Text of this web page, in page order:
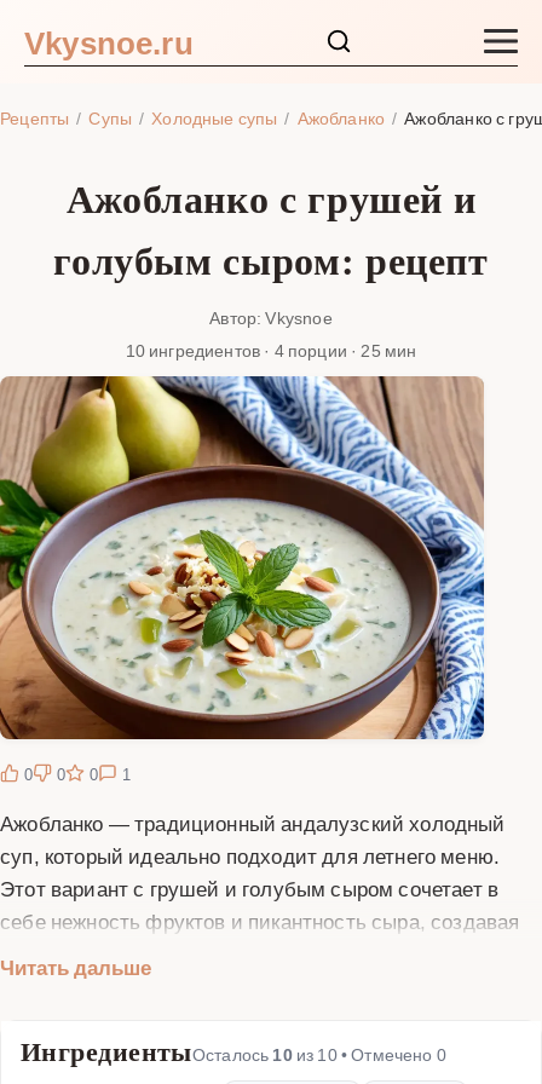
Vkysnoe.ru
Рецепты Супы Холодные супы Ажобланко Ажобланко с
Ажобланко с грушей и
голубым сыром: рецепт
Автор: Vkysnoe
10 ингредиентов · 4 порции · 25 мин
0 0 0 1
Ажобланко — традиционный андалузский холодный
суп, который идеально подходит для летнего меню.
Этот вариант с грушей и голубым сыром сочетает в
себе нежность фруктов и пикантность сыра, создавая
миндаль, чеснок и оливковое масло, которые придают
добавляет легкую сладость и свежесть, а голубой сыр
Читать дальше
ИнгредиентыОсталось 10из 10• Отмечено 0